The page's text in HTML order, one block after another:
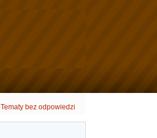
Tematy bez odpowiedzi